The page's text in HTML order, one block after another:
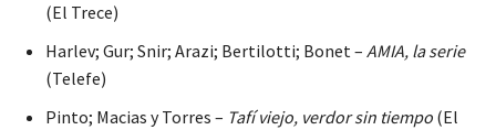
(El Trece)
Harlev; Gur; Snir; Arazi; Bertilotti; Bonet – AMIA, la serie
(Telefe)
Pinto; Macias y Torres – Tafí viejo, verdor sin tiempo (El